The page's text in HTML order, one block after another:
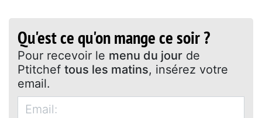
Qu'est ce qu'on mange ce soir ?
Pour recevoir le menu du jour de
Ptitchef tous les matins, insérez votre
email.